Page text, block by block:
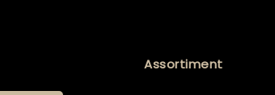
Assortiment